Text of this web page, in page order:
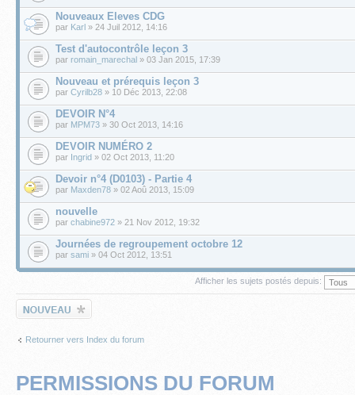
Nouveaux Eleves CDG
par Karl » 24 Juil 2012, 14:16
Test d'autocontrôle leçon 3
par romain_marechal » 03 Jan 2015, 17:39
Nouveau et prérequis leçon 3
par Cyrilb28 » 10 Déc 2013, 22:08
DEVOIR N°4
par MPM73 » 30 Oct 2013, 14:16
DEVOIR NUMÉRO 2
par Ingrid » 02 Oct 2013, 11:20
Devoir n°4 (D0103) - Partie 4
par Maxden78 » 02 Aoû 2013, 15:09
nouvelle
par chabine972 » 21 Nov 2012, 19:32
Journées de regroupement octobre 12
par sami » 04 Oct 2012, 13:51
Afficher les sujets postés depuis:
Écrire un nouveau
sujet
Retourner vers Index du forum
PERMISSIONS DU FORUM